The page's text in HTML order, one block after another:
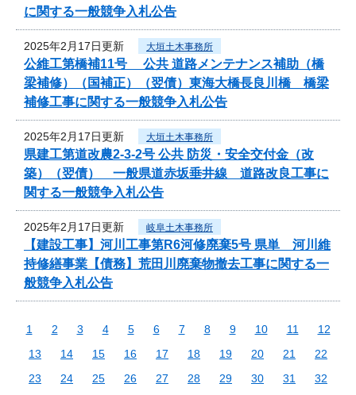
に関する一般競争入札公告
2025年2月17日更新 大垣土木事務所
公維工第橋補11号 公共 道路メンテナンス補助（橋
梁補修）（国補正）（翌債）東海大橋長良川橋 橋梁
補修工事に関する一般競争入札公告
2025年2月17日更新 大垣土木事務所
県建工第道改農2-3-2号 公共 防災・安全交付金（改
築）（翌債） 一般県道赤坂垂井線 道路改良工事に
関する一般競争入札公告
2025年2月17日更新 岐阜土木事務所
【建設工事】河川工事第R6河修廃棄5号 県単 河川維
持修繕事業【債務】荒田川廃棄物撤去工事に関する一
般競争入札公告
1 2 3 4 5 6 7 8 9 10 11
12
13
14 15 16 17 18 19 20 21
22
23
24 25 26 27 28 29 30 31
32